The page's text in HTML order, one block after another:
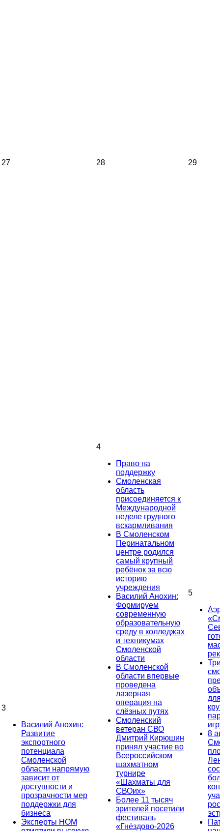
27 28 29
3
Василий Анохин:
Развитие
экспортного
потенциала
Смоленской
области напрямую
зависит от
доступности и
прозрачности мер
поддержки для
бизнеса
Эксперты НОМ
4
Право на
поддержку
Смоленская
область
присоединяется к
Международной
неделе грудного
вскармливания
В Смоленском
Перинатальном
центре родился
самый крупный
ребёнок за всю
историю
учреждения
Василий Анохин:
Формируем
современную
образовательную
среду в колледжах
и техникумах
Смоленской
области
В Смоленской
области впервые
проведена
лазерная
операция на
слёзных путях
Смоленский
ветеран СВО
Дмитрий Кирюшин
принял участие во
Всероссийском
шахматном
турнире
«Шахматы для
СВОих»
Более 11 тысяч
зрителей посетили
фестиваль
«Гнёздово-2026
5
8